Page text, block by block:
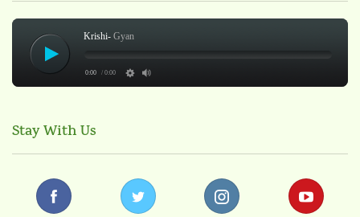
Krishi- Gyan
0:00 / 0:00
Stay With Us